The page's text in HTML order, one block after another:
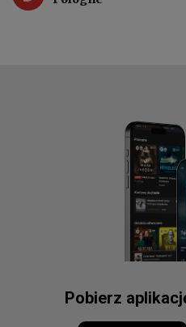
Pobierz